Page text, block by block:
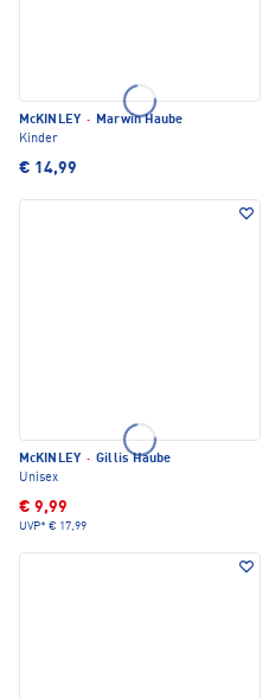
McKINLEY · Marwin Haube
Kinder
€ 14,99
McKINLEY · Gillis Haube
Unisex
€ 9,99
UVP* € 17,99